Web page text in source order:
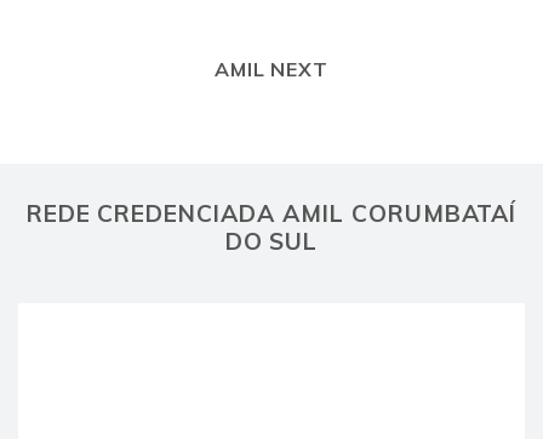
AMIL NEXT
REDE CREDENCIADA AMIL CORUMBATAÍ
DO SUL